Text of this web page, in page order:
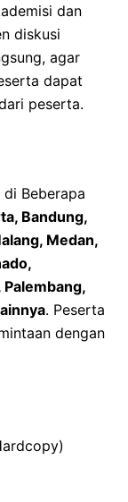
dan
diskusi
agar
dapat
peserta.
Beberapa
Bandung,
Medan,
Palembang,
. Peserta
dengan